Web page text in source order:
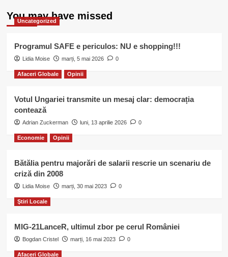
You may have missed
Uncategorized
Programul SAFE e periculos: NU e shopping!!!
Lidia Moise marți, 5 mai 2026 0
Afaceri Globale Opinii
Votul Ungariei transmite un mesaj clar: democrația
contează
Adrian Zuckerman luni, 13 aprilie 2026 0
Economie Opinii
Bătălia pentru majorări de salarii rescrie un scenariu de
criză din 2008
Lidia Moise marți, 30 mai 2023 0
Ştiri Locale
MIG-21LanceR, ultimul zbor pe cerul României
Bogdan Cristel marți, 16 mai 2023 0
Afaceri Globale